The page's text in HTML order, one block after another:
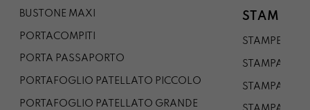
BUSTONE MAXI
PORTACOMPITI
PORTA PASSAPORTO
PORTAFOGLIO PATELLATO PICCOLO
PORTAFOGLIO PATELLATO GRANDE
STAMPE
STAMPE A5
STAMPA A3
STAMPA A1